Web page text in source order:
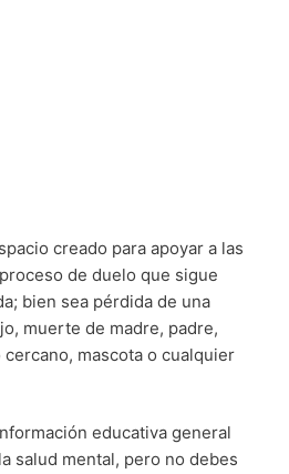
creado para apoyar a las
de duelo que sigue
bien sea pérdida de una
muerte de madre, padre,
mascota o cualquier
educativa general
salud mental, pero no debes